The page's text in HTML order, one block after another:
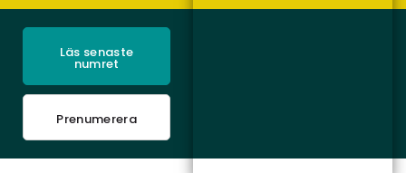
Läs senaste
numret
Prenumerera